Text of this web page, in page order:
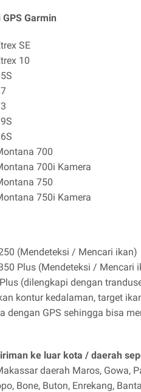
Garmin
SE
10
700
700i Kamera
750
750i Kamera
(Mendeteksi / Mencari ikan)
Plus (Mendeteksi / Mencari
(dilengkapi dengan
kontur kedalaman, target
dengan GPS sehingga bisa
ke luar kota / daerah
daerah Maros, Gowa,
Bone, Buton, Enrekang,